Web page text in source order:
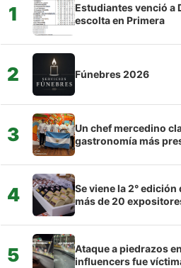
1
Estudiantes venció a
escolta en Primera
2 Fúnebres 2026
3
Un chef mercedino
gastronomía más
4
Se viene la 2°
más de 20
5
Ataque a piedrazos
influencers fue